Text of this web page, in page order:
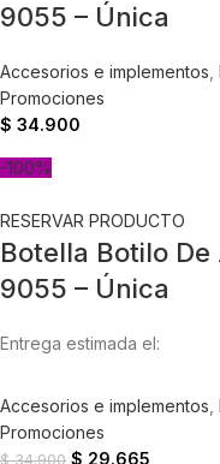
9055 – Única
Accesorios e implementos
Promociones
$ 34.900
-100%
RESERVAR PRODUCTO
Botella Botilo
9055 – Única
Entrega estimada el:
Accesorios e implementos
Promociones
$34.900 $ 29.665